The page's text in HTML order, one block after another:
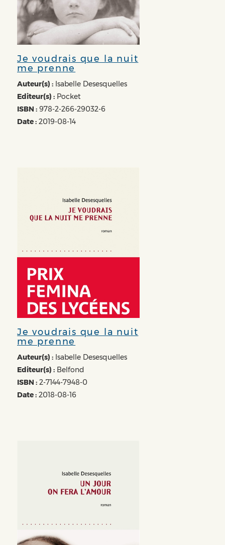
Je voudrais que la nuit
me prenne
Auteur(s) : Isabelle Desesquelles
Editeur(s) : Pocket
ISBN : 978-2-266-29032-6
Date : 2019-08-14
Je voudrais que la nuit
me prenne
Auteur(s) : Isabelle Desesquelles
Editeur(s) : Belfond
ISBN : 2-7144-7948-0
Date : 2018-08-16